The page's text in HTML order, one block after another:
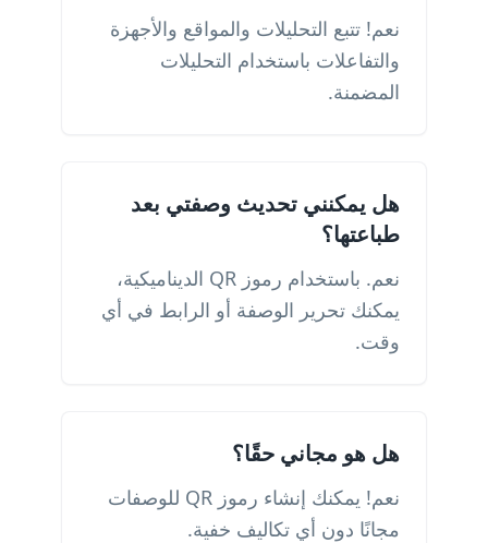
نعم! تتبع التحليلات والمواقع والأجهزة
والتفاعلات باستخدام التحليلات
المضمنة.
هل يمكنني تحديث وصفتي بعد
طباعتها؟
نعم. باستخدام رموز QR الديناميكية،
يمكنك تحرير الوصفة أو الرابط في أي
وقت.
هل هو مجاني حقًا؟
نعم! يمكنك إنشاء رموز QR للوصفات
مجانًا دون أي تكاليف خفية.